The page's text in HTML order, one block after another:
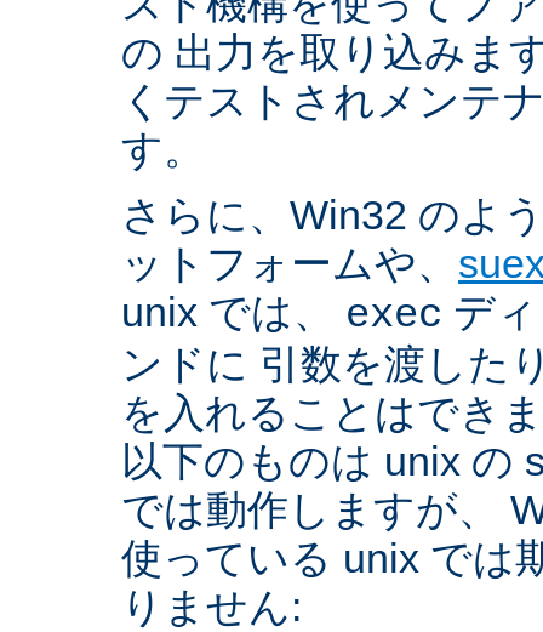
の 出力を取り込みま
くテストされメンテ
す。
さらに、Win32 のよ
ットフォームや、
unix では、 exec デ
ンドに 引数を渡した
を入れることはでき
以下のものは unix の
では動作しますが、
使っている unix では
りません: